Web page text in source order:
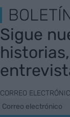
Sigue
CORREO